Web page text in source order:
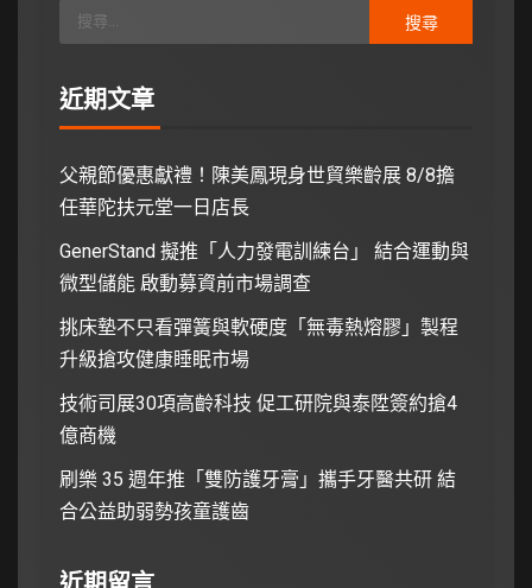
近期文章
父親節優惠獻禮！陳美鳳現身世貿樂齡展 8/8擔
任華陀扶元堂一日店長
GenerStand 擬推「人力發電訓練台」 結合運動與
微型儲能 啟動募資前市場調查
挑床墊不只看彈簧與軟硬度「無毒熱熔膠」製程
升級搶攻健康睡眠市場
技術司展30項高齡科技 促工研院與泰陞簽約搶4
億商機
刷樂 35 週年推「雙防護牙膏」攜手牙醫共研 結
合公益助弱勢孩童護齒
近期留言